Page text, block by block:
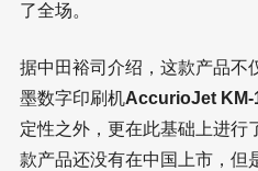
了全场。
据中田裕司介绍，这款产品不
墨数字印刷机AccurioJet KM-
定性之外，更在此基础上进行
款产品还没有在中国上市，但